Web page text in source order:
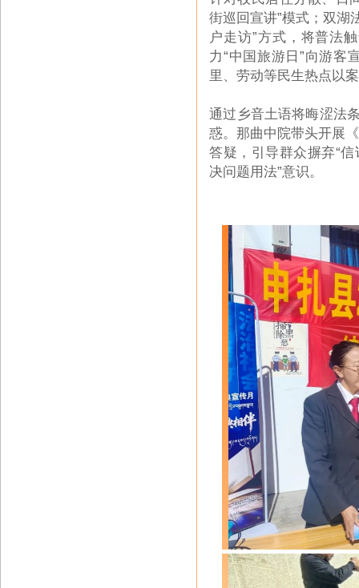
街巡回宣讲”模式；双湖
户走访”方式 ，将普法
力“中国旅游日”向游客
里、劳动等民生热点以
通过乡音土语将晦涩法
惑。那曲中院带头开展
答疑，引导群众摒弃“
决问题用法”意识。